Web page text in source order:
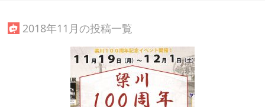
2018年11月の投稿一覧